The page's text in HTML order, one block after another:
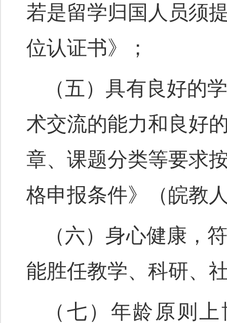
若是留学归国人员须
位认证书》；
（五）具有良好的
术交流的能力和良好
章、课题分类等要求
格申报条件》（皖教
（六）身心健康，
能胜任教学、科研、
（七）年龄原则